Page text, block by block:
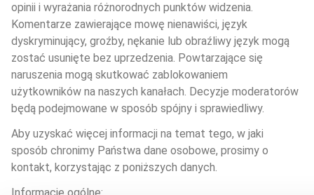
opinii i wyrażania różnorodnych punktów widzenia.
Komentarze zawierające mowę nienawiści, język
dyskryminujący, groźby, nękanie lub obraźliwy język mogą
zostać usunięte bez uprzedzenia. Powtarzające się
naruszenia mogą skutkować zablokowaniem
użytkowników na naszych kanałach. Decyzje moderatorów
będą podejmowane w sposób spójny i sprawiedliwy.
Aby uzyskać więcej informacji na temat tego, w jaki
sposób chronimy Państwa dane osobowe, prosimy o
kontakt, korzystając z poniższych danych.